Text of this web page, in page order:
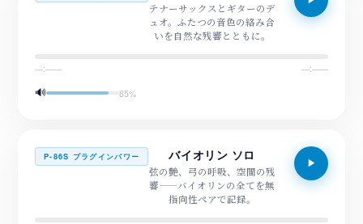
テナーサックスとギターのデ
ュオ。ふたつの音色の絡み合
いを自然な残響とともに。
—:—— —:——
🔊 85%
P-86S プラグインパワー バイオリン ソロ
弦の艶、弓の呼吸、空間の残
響——バイオリンの全てを無
指向性ペアで記録。